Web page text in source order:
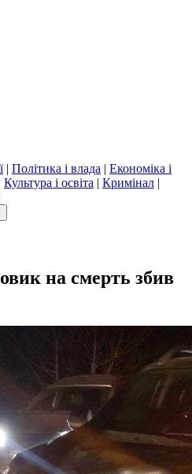
| Політика і влада | Економіка і
Культура і освіта | Кримінал |
на смерть збив